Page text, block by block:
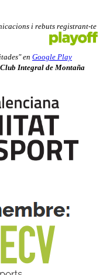
i rebuts registrant-te
en Google Play
Club Integral de Montaña